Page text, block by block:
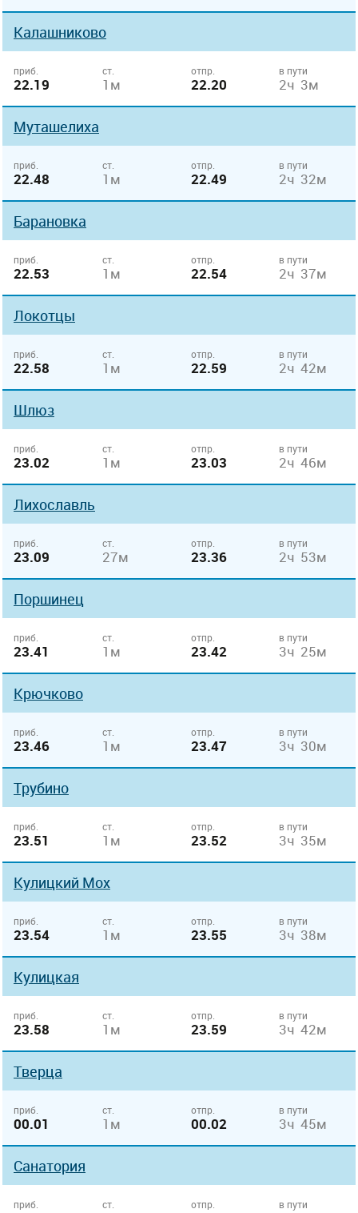
Калашниково
приб.
22.19
ст.
1м
отпр.
22.20
в пути
2ч 3м
Муташелиха
приб.
22.48
ст.
1м
отпр.
22.49
в пути
2ч 32м
Барановка
приб.
22.53
ст.
1м
отпр.
22.54
в пути
2ч 37м
Локотцы
приб.
22.58
ст.
1м
отпр.
22.59
в пути
2ч 42м
Шлюз
приб.
23.02
ст.
1м
отпр.
23.03
в пути
2ч 46м
Лихославль
приб.
23.09
ст.
27м
отпр.
23.36
в пути
2ч 53м
Поршинец
приб.
23.41
ст.
1м
отпр.
23.42
в пути
3ч 25м
Крючково
приб.
23.46
ст.
1м
отпр.
23.47
в пути
3ч 30м
Трубино
приб.
23.51
ст.
1м
отпр.
23.52
в пути
3ч 35м
Кулицкий Мох
приб.
23.54
ст.
1м
отпр.
23.55
в пути
3ч 38м
Кулицкая
приб.
23.58
ст.
1м
отпр.
23.59
в пути
3ч 42м
Тверца
приб.
00.01
ст.
1м
отпр.
00.02
в пути
3ч 45м
Санатория
приб. ст. отпр. в пути